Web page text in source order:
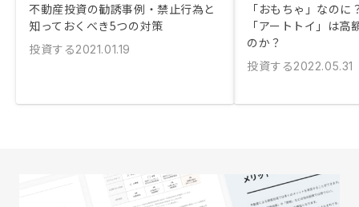
不動産投資の勧誘事例・禁止行為と
知っておくべき5つの対策
投資する2021.01.19
「おもちゃ」なのに
「アートトイ」は高
のか？
投資する2022.05.31